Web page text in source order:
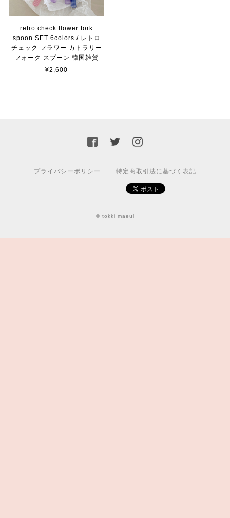
retro check flower fork
spoon SET 6colors / レトロ
チェック フラワー カトラリー
フォーク スプーン 韓国雑貨
¥2,600
プライバシーポリシー 特定商取引法に基づく表記
© tokki maeul